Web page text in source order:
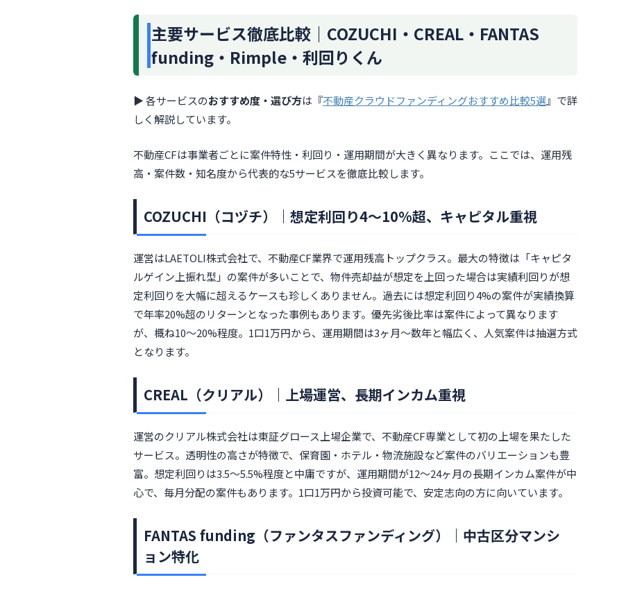
主要サービス徹底比較｜COZUCHI・CREAL・FANTAS
funding・Rimple・利回りくん
▶ 各サービスのおすすめ度・選び方は『不動産クラウドファンディングおすすめ比較5選』で詳
しく解説しています。
不動産CFは事業者ごとに案件特性・利回り・運用期間が大きく異なります。ここでは、運用残
高・案件数・知名度から代表的な5サービスを徹底比較します。
COZUCHI（コヅチ）｜想定利回り4〜10%超、キャピタル重視
運営はLAETOLI株式会社で、不動産CF業界で運用残高トップクラス。最大の特徴は「キャピタ
ルゲイン上振れ型」の案件が多いことで、物件売却益が想定を上回った場合は実績利回りが想
定利回りを大幅に超えるケースも珍しくありません。過去には想定利回り4%の案件が実績換算
で年率20%超のリターンとなった事例もあります。優先劣後比率は案件によって異なります
が、概ね10〜20%程度。1口1万円から、運用期間は3ヶ月〜数年と幅広く、人気案件は抽選方式
となります。
CREAL（クリアル）｜上場運営、長期インカム重視
運営のクリアル株式会社は東証グロース上場企業で、不動産CF専業として初の上場を果たした
サービス。透明性の高さが特徴で、保育園・ホテル・物流施設など案件のバリエーションも豊
富。想定利回りは3.5〜5.5%程度と中庸ですが、運用期間が12〜24ヶ月の長期インカム案件が中
心で、毎月分配の案件もあります。1口1万円から投資可能で、安定志向の方に向いています。
FANTAS funding（ファンタスファンディング）｜中古区分マンシ
ョン特化